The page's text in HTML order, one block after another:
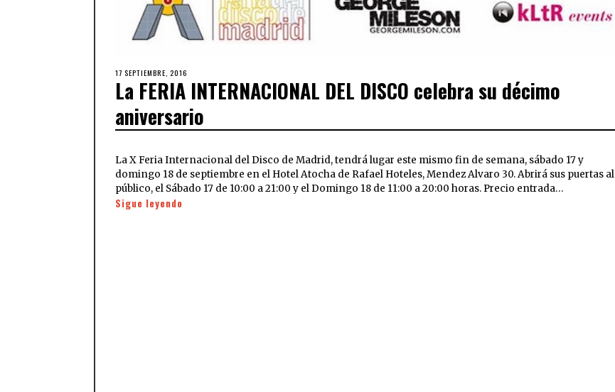
17 SEPTIEMBRE, 2016
La FERIA INTERNACIONAL DEL DISCO celebra su décimo
aniversario
La X Feria Internacional del Disco de Madrid, tendrá lugar este mismo fin de semana, sábado 17 y
domingo 18 de septiembre en el Hotel Atocha de Rafael Hoteles, Mendez Alvaro 30. Abrirá sus puertas al
público, el Sábado 17 de 10:00 a 21:00 y el Domingo 18 de 11:00 a 20:00 horas. Precio entrada…
Sigue leyendo